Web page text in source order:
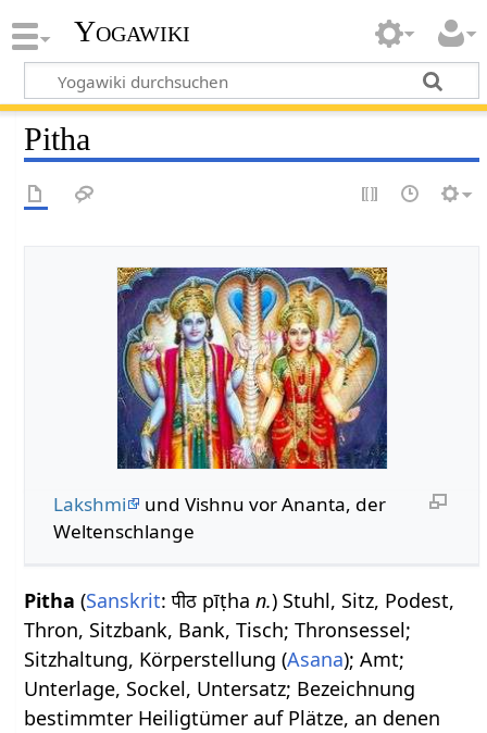
Yogawiki
Pitha
Lakshmi
und Vishnu vor Ananta, der
Weltenschlange
Pitha (Sanskrit: पीठ pīṭhan.) Stuhl, Sitz, Podest,
Thron, Sitzbank, Bank, Tisch; Thronsessel;
Sitzhaltung, Körperstellung (Asana); Amt;
Unterlage, Sockel, Untersatz; Bezeichnung
bestimmter Heiligtümer auf Plätze, an denen